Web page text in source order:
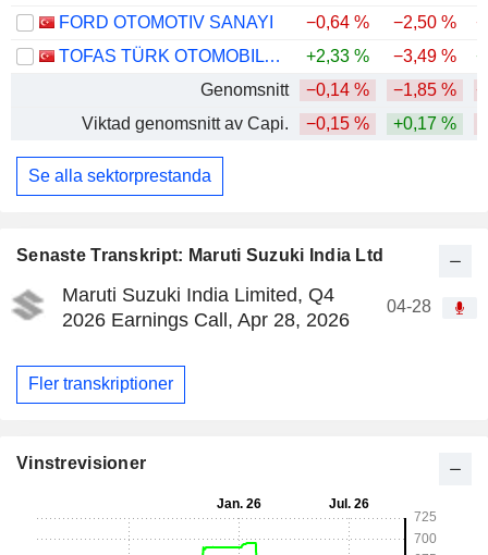
Senaste Transkript: Maruti Suzuki India Ltd
Maruti Suzuki India Limited, Q4
2026 Earnings Call, Apr 28, 2026
04-28
Fler transkriptioner
FORD OTOMOTIV SANAYI
−0,64 % −2,50 %
TOFAS TÜRK OTOMOBIL FABRIKASI ANONIM SIRKETI
+2,33 % −3,49 %
Genomsnitt
−0,14 % −1,85 %
Viktad genomsnitt av Capi.
−0,15 % +0,17 %
Se alla sektorprestanda
Vinstrevisioner